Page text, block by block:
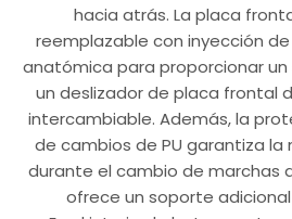
hacia atrás. La placa
reemplazable con inyección
anatómica para proporcionar
un deslizador de placa frontal
intercambiable. Además, la
de cambios de PU garantiza la
durante el cambio de marchas
ofrece un soporte